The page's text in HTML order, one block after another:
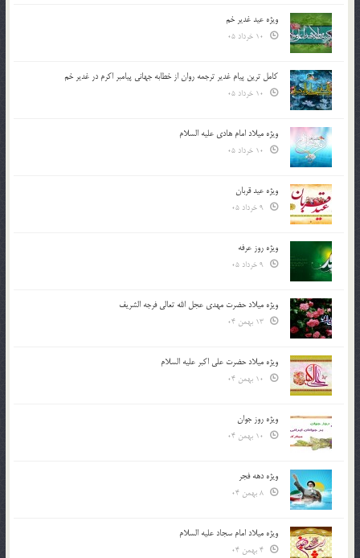
ویژه عید غدیر خم
کامل ترین پیام غدیر ترجمه روان از خطابه جهانی پیامبر اکرم در غدیر خم
ویژه میلاد امام هادی علیه السلام
ویژه عید قربان
ویژه روز عرفه
ویژه میلاد حضرت مهدی عجل الله تعالی فرجه الشريف
ویژه میلاد حضرت علی اکبر علیه السلام
ویژه روز جوان
ویژه دهه فجر
ویژه میلاد امام سجاد علیه السلام